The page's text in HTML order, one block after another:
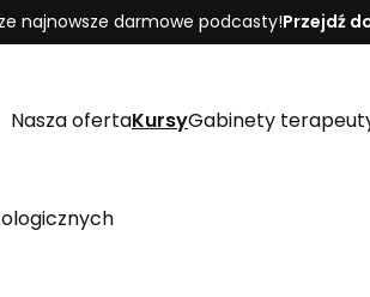
najnowsze darmowe podcasty!Przejdź
Nasza ofertaKursyGabinety